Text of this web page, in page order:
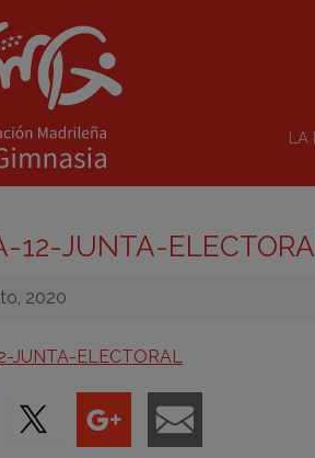
LA
12-JUNTA-
2020
JUNTA-ELECTORAL